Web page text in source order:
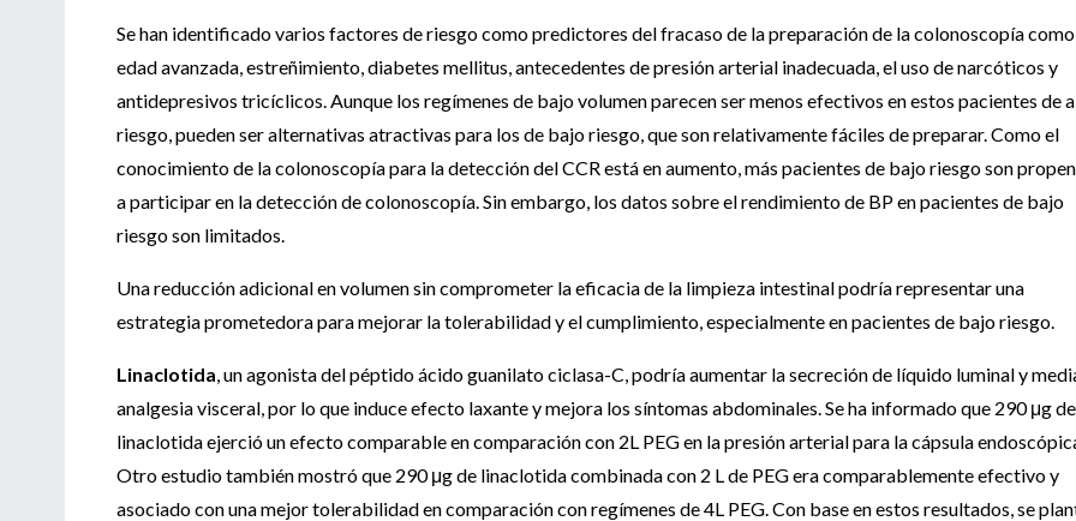
Se han identificado varios factores de riesgo como predictores del fracaso de la preparación de la colonoscopía como
edad avanzada, estreñimiento, diabetes mellitus, antecedentes de presión arterial inadecuada, el uso de narcóticos y
antidepresivos tricíclicos. Aunque los regímenes de bajo volumen parecen ser menos efectivos en estos pacientes de
riesgo, pueden ser alternativas atractivas para los de bajo riesgo, que son relativamente fáciles de preparar. Como el
conocimiento de la colonoscopía para la detección del CCR está en aumento, más pacientes de bajo riesgo son
a participar en la detección de colonoscopía. Sin embargo, los datos sobre el rendimiento de BP en pacientes de bajo
riesgo son limitados.
Una reducción adicional en volumen sin comprometer la eficacia de la limpieza intestinal podría representar una
estrategia prometedora para mejorar la tolerabilidad y el cumplimiento, especialmente en pacientes de bajo riesgo.
Linaclotida , un agonista del péptido ácido guanilato ciclasa-C, podría aumentar la secreción de líquido luminal y
analgesia visceral, por lo que induce efecto laxante y mejora los síntomas abdominales. Se ha informado que 290 μg de
linaclotida ejerció un efecto comparable en comparación con 2L PEG en la presión arterial para la cápsula
Otro estudio también mostró que 290 μg de linaclotida combinada con 2 L de PEG era comparablemente efectivo y
asociado con una mejor tolerabilidad en comparación con regímenes de 4L PEG. Con base en estos resultados, se